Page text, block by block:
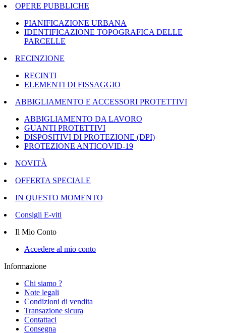
OPERE PUBBLICHE
PIANIFICAZIONE URBANA
IDENTIFICAZIONE TOPOGRAFICA DELLE
PARCELLE
RECINZIONE
RECINTI
ELEMENTI DI FISSAGGIO
ABBIGLIAMENTO E ACCESSORI PROTETTIVI
ABBIGLIAMENTO DA LAVORO
GUANTI PROTETTIVI
DISPOSITIVI DI PROTEZIONE (DPI)
PROTEZIONE ANTICOVID-19
NOVITÀ
OFFERTA SPECIALE
IN QUESTO MOMENTO
Consigli E-viti
Il Mio Conto
Accedere al mio conto
Informazione
Chi siamo ?
Note legali
Condizioni di vendita
Transazione sicura
Contattaci
Consegna